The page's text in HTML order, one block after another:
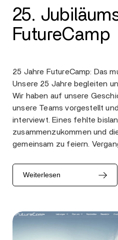
25.
FutureCamp
25 Jahre FutureCamp: Das
Unsere 25 Jahre begleiten
Wir haben auf unsere
unsere Teams vorgestellt
interviewt. Eines fehlte
zusammenzukommen und
gemeinsam zu feiern.
Weiterlesen